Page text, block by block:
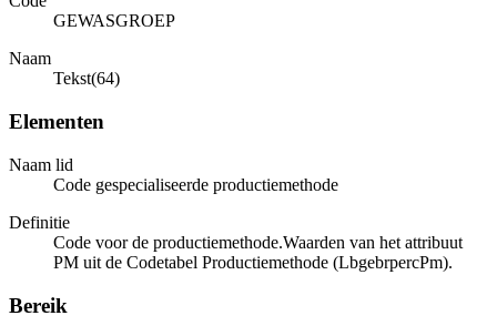
GEWASGROEP
Naam
Tekst(64)
Elementen
Naam lid
Code gespecialiseerde productiemethode
Definitie
Code voor de productiemethode.Waarden van het attribuut
PM uit de Codetabel Productiemethode (LbgebrpercPm).
Bereik